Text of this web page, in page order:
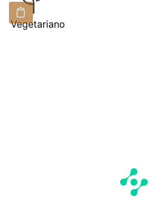
Vegetariano